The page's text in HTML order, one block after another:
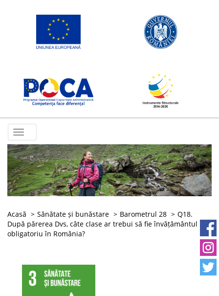
Toggle
navigation
Acasă Sănătate și bunăstare Barometrul 28
Q18.
După părerea Dvs, câte clase ar trebui să fie învățământul
obligatoriu în România?